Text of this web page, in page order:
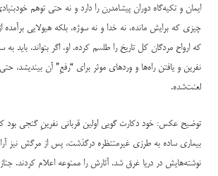
ایمان و تکیه‌گاه دوران پیشامدرن را دارد و نه حتی توهم
چیزی که برایش مانده، نه خدا و نه سوژه، بلکه هیولایی
که ارواح مردگان کل تاریخ را طلسم کرده. او، اگر بتواند، باید به
نفرین و یافتن راه‌ها و وردهای موثر برای “رفعِ” آن بیندیشد،
لعنت‌شده.
توضیح عکس: خود دکارت گویی اولین قربانی نفرینِ گنجی بود
بیماری ساده‌ به طرزی غیرمنتظره درگذشت، پس از مرگش نیز
نوشته‌هایش در دریا غرق شد. آثارش را ممنوعه اعلام کردند.